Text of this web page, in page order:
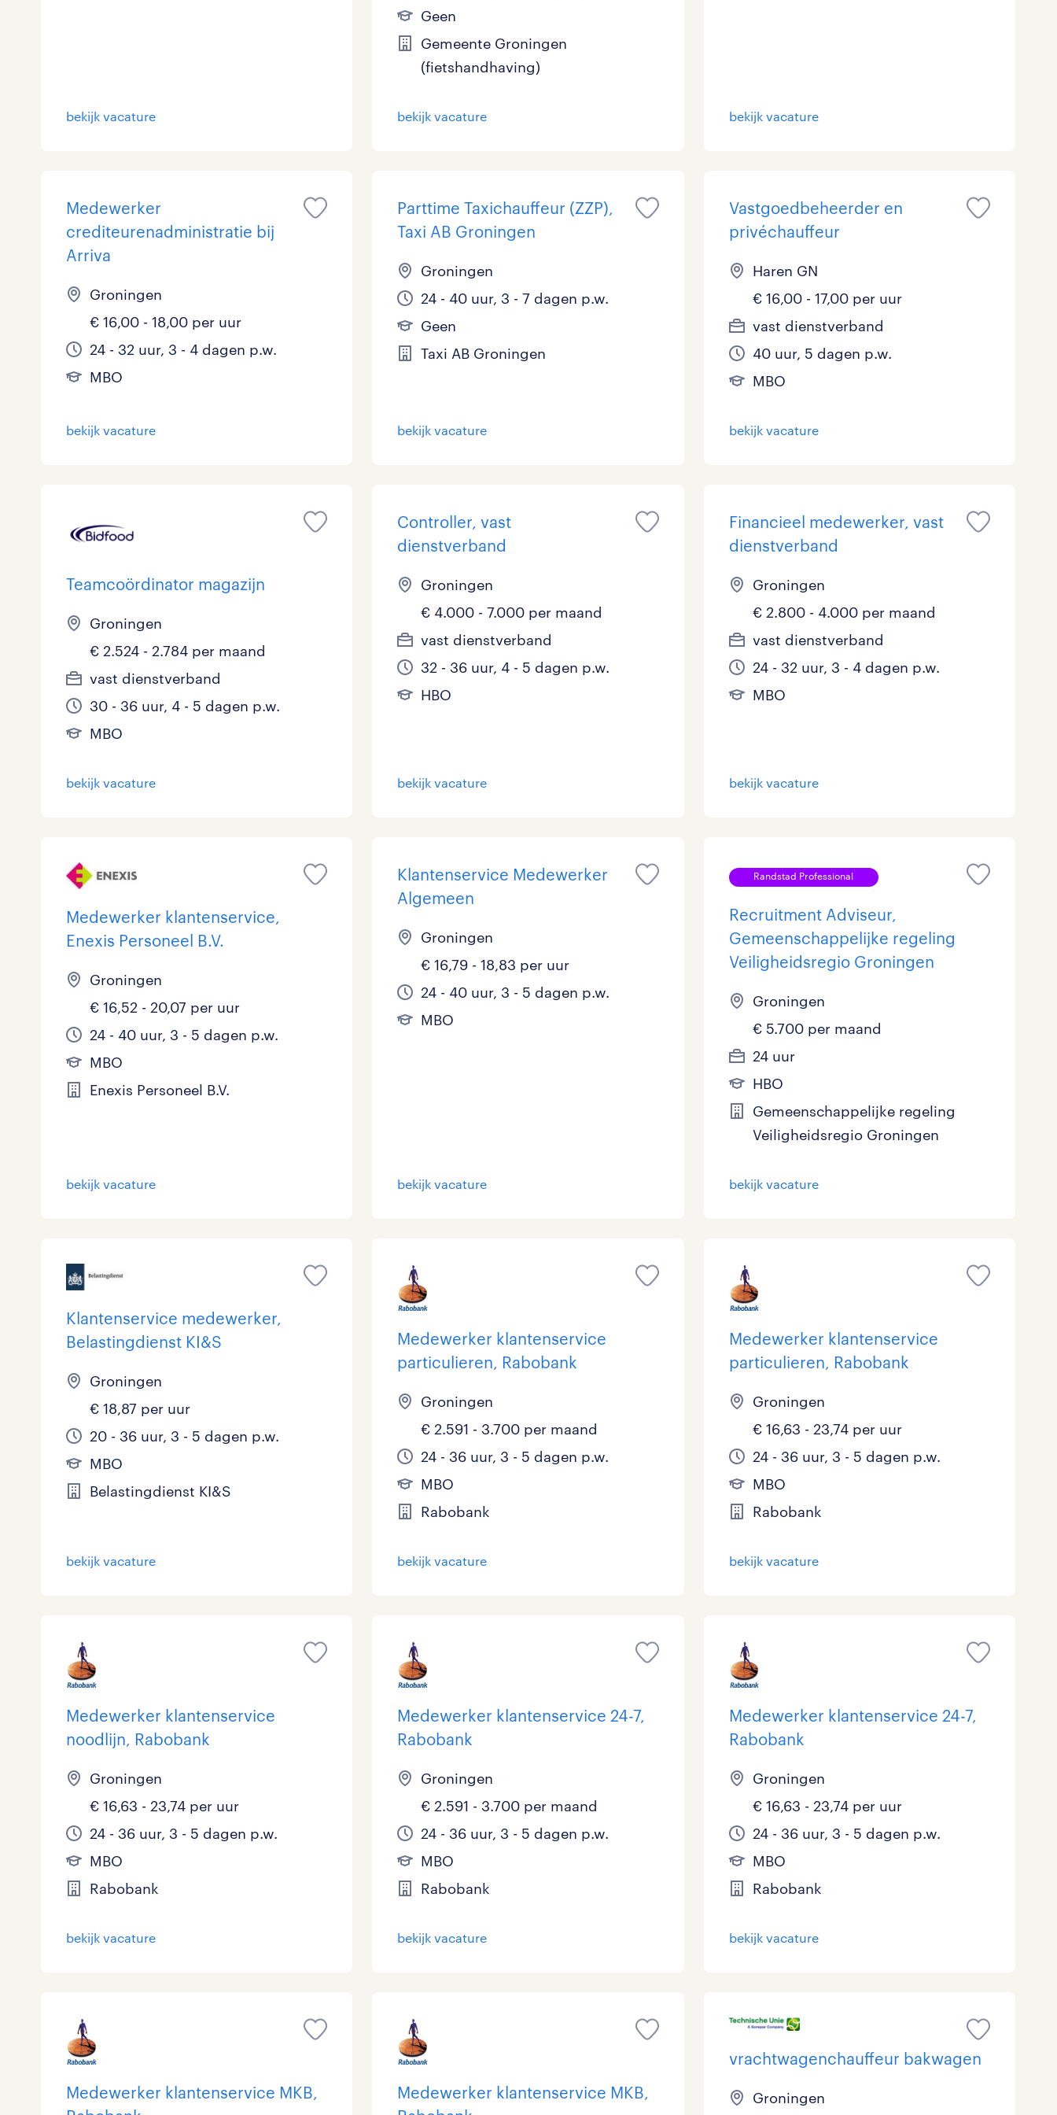
Management / Leidinggevend
Onderwijs
toon 77 resultaten
bekijk vacature
Geen
Gemeente Groningen
(fietshandhaving)
bekijk vacature bekijk vacature
Medewerker
crediteurenadministratie bij
Arriva
Groningen
€ 16,00 - 18,00 per uur
24 - 32 uur, 3 - 4 dagen p.w.
MBO
bekijk vacature
Parttime Taxichauffeur (ZZP),
Taxi AB Groningen
Groningen
24 - 40 uur, 3 - 7 dagen p.w.
Geen
Taxi AB Groningen
bekijk vacature
Vastgoedbeheerder en
privéchauffeur
Haren GN
€ 16,00 - 17,00 per uur
vast dienstverband
40 uur, 5 dagen p.w.
MBO
bekijk vacature
Teamcoördinator magazijn
Groningen
€ 2.524 - 2.784 per maand
vast dienstverband
30 - 36 uur, 4 - 5 dagen p.w.
MBO
bekijk vacature
Controller, vast
dienstverband
Groningen
€ 4.000 - 7.000 per maand
vast dienstverband
32 - 36 uur, 4 - 5 dagen p.w.
HBO
bekijk vacature
Financieel medewerker, vast
dienstverband
Groningen
€ 2.800 - 4.000 per maand
vast dienstverband
24 - 32 uur, 3 - 4 dagen p.w.
MBO
bekijk vacature
Medewerker klantenservice,
Enexis Personeel B.V.
Groningen
€ 16,52 - 20,07 per uur
24 - 40 uur, 3 - 5 dagen p.w.
MBO
Enexis Personeel B.V.
bekijk vacature
Klantenservice Medewerker
Algemeen
Groningen
€ 16,79 - 18,83 per uur
24 - 40 uur, 3 - 5 dagen p.w.
MBO
bekijk vacature
Randstad Professional
Recruitment Adviseur,
Gemeenschappelijke regeling
Veiligheidsregio Groningen
Groningen
€ 5.700 per maand
24 uur
HBO
Gemeenschappelijke regeling
Veiligheidsregio Groningen
bekijk vacature
Klantenservice medewerker,
Belastingdienst KI&S
Groningen
€ 18,87 per uur
20 - 36 uur, 3 - 5 dagen p.w.
MBO
Belastingdienst KI&S
bekijk vacature
Medewerker klantenservice
particulieren, Rabobank
Groningen
€ 2.591 - 3.700 per maand
24 - 36 uur, 3 - 5 dagen p.w.
MBO
Rabobank
bekijk vacature
Medewerker klantenservice
particulieren, Rabobank
Groningen
€ 16,63 - 23,74 per uur
24 - 36 uur, 3 - 5 dagen p.w.
MBO
Rabobank
bekijk vacature
Medewerker klantenservice
noodlijn, Rabobank
Groningen
€ 16,63 - 23,74 per uur
24 - 36 uur, 3 - 5 dagen p.w.
MBO
Rabobank
bekijk vacature
Medewerker klantenservice 24-7,
Rabobank
Groningen
€ 2.591 - 3.700 per maand
24 - 36 uur, 3 - 5 dagen p.w.
MBO
Rabobank
bekijk vacature
Medewerker klantenservice 24-7,
Rabobank
Groningen
€ 16,63 - 23,74 per uur
24 - 36 uur, 3 - 5 dagen p.w.
MBO
Rabobank
bekijk vacature
Medewerker klantenservice MKB,
Medewerker klantenservice MKB,
vrachtwagenchauffeur bakwagen
Groningen